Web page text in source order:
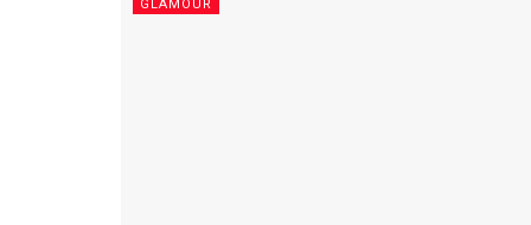
GLAMOUR